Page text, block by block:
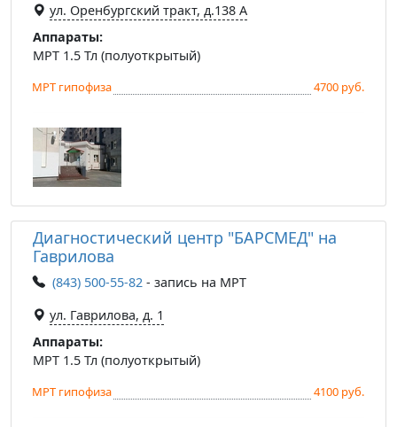
ул. Оренбургский тракт, д.138 А
Аппараты:
МРТ 1.5 Тл (полуоткрытый)
МРТ гипофиза 4700 руб.
Диагностический центр "БАРСМЕД" на
Гаврилова
(843) 500-55-82 - запись на МРТ
ул. Гаврилова, д. 1
Аппараты:
МРТ 1.5 Тл (полуоткрытый)
МРТ гипофиза 4100 руб.